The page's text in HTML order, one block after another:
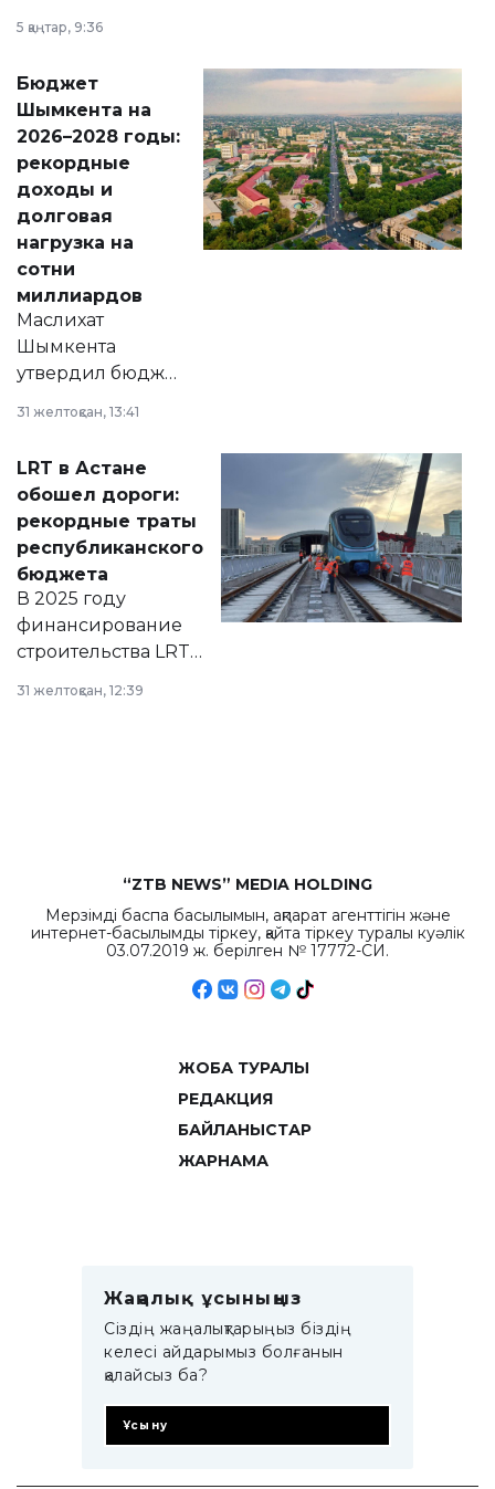
принести
народу
Венесуэлы.
5 қаңтар, 9:36
Бюджет
Шымкента на
2026–2028 годы:
рекордные
доходы и
долговая
нагрузка на
сотни
миллиардов
Маслихат
Шымкента
утвердил бюджет
2028 годы.
документ
появился в базе
нормативных
правовых актов и
на сайте маслихат
города.
31 желтоқсан, 13:41
LRT в Астане
обошел дороги:
рекордные траты
республиканского
бюджета
В 2025 году
финансирование
строительства LRT
республиканского
31 желтоқсан, 12:39
“ZTB NEWS” MEDIA HOLDING
Мерзімді баспа басылымын, ақпарат агенттігін және
интернет-басылымды тіркеу, қайта тіркеу туралы куәлік
03.07.2019 ж. берілген № 17772-СИ.
ЖОБА ТУРАЛЫ
РЕДАКЦИЯ
БАЙЛАНЫСТАР
ЖАРНАМА
Жаңалық ұсыныңыз
Сіздің жаңалықтарыңыз біздің
келесі айдарымыз болғанын
қалайсыз ба?
Ұсыну